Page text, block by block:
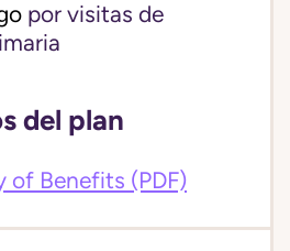
por visitas de
del plan
of Benefits (PDF)